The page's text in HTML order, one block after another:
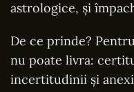
astrologice, și
De ce prinde?
nu poate livra:
incertitudinii și